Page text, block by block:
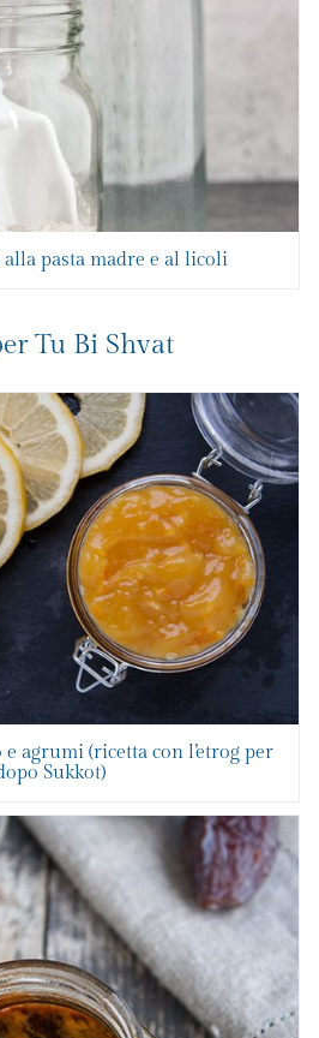
pasta madre e al licoli
Tu Bi Shvat
agrumi (ricetta con l’etrog per
Sukkot)